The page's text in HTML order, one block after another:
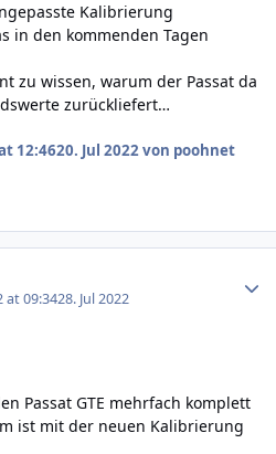
Kalibrierung
in den kommenden Tagen
zu wissen, warum der Passat da
zurückliefert…
12:4620. Jul 2022von poohnet
at 09:3428. Jul 2022
Passat GTE mehrfach komplett
ist mit der neuen Kalibrierung